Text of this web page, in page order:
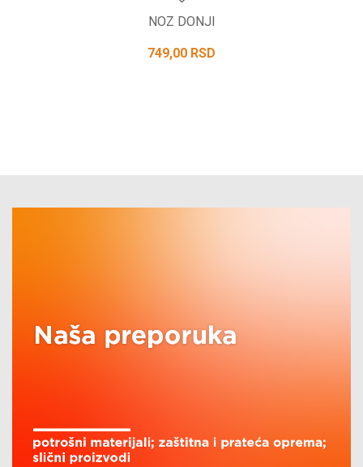
NOZ DONJI
749,00 RSD